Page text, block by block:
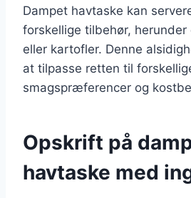
Dampet havtaske kan
forskellige tilbehør, herunder
eller kartofler. Denne
at tilpasse retten til
smagspræferencer og
Opskrift på
havtaske med